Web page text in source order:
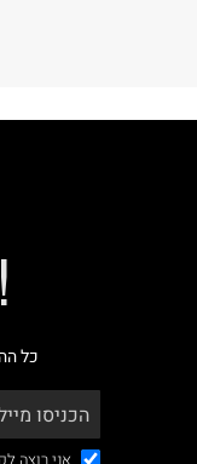
!GET THE NEWS
כל
הכניסו
אני רוצה